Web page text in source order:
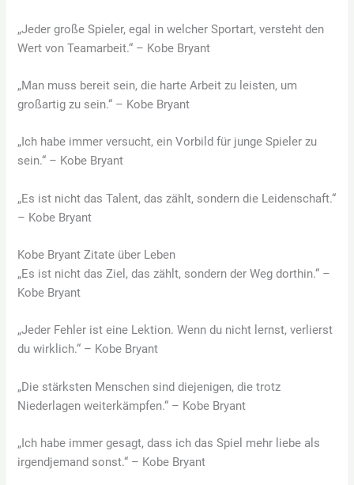
„Jeder große Spieler, egal in welcher Sportart, versteht den
Wert von Teamarbeit.“ – Kobe Bryant
„Man muss bereit sein, die harte Arbeit zu leisten, um
großartig zu sein.“ – Kobe Bryant
„Ich habe immer versucht, ein Vorbild für junge Spieler zu
sein.“ – Kobe Bryant
„Es ist nicht das Talent, das zählt, sondern die Leidenschaft.“
– Kobe Bryant
Kobe Bryant Zitate über Leben
„Es ist nicht das Ziel, das zählt, sondern der Weg dorthin.“ –
Kobe Bryant
„Jeder Fehler ist eine Lektion. Wenn du nicht lernst, verlierst
du wirklich.“ – Kobe Bryant
„Die stärksten Menschen sind diejenigen, die trotz
Niederlagen weiterkämpfen.“ – Kobe Bryant
„Ich habe immer gesagt, dass ich das Spiel mehr liebe als
irgendjemand sonst.“ – Kobe Bryant